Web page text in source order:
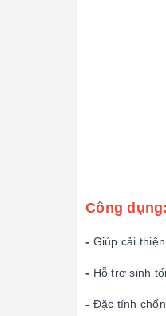
Công dụng:
- Giúp cải
- Hỗ trợ sinh
- Đặc tính